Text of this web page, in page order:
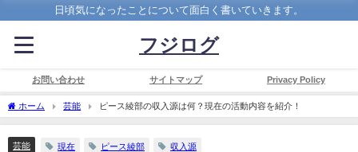
日頃気になったことについて面白く書いていきます。
フジログ
お問い合わせ サイトマップ Privacy Policy
ホーム 芸能 ピース綾部の収入源は何？現在の活動内容を紹介！
芸能 現在 ピース綾部 収入源